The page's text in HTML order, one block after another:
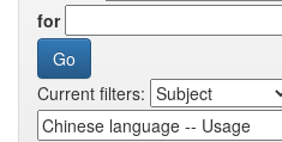
for
Current filters: